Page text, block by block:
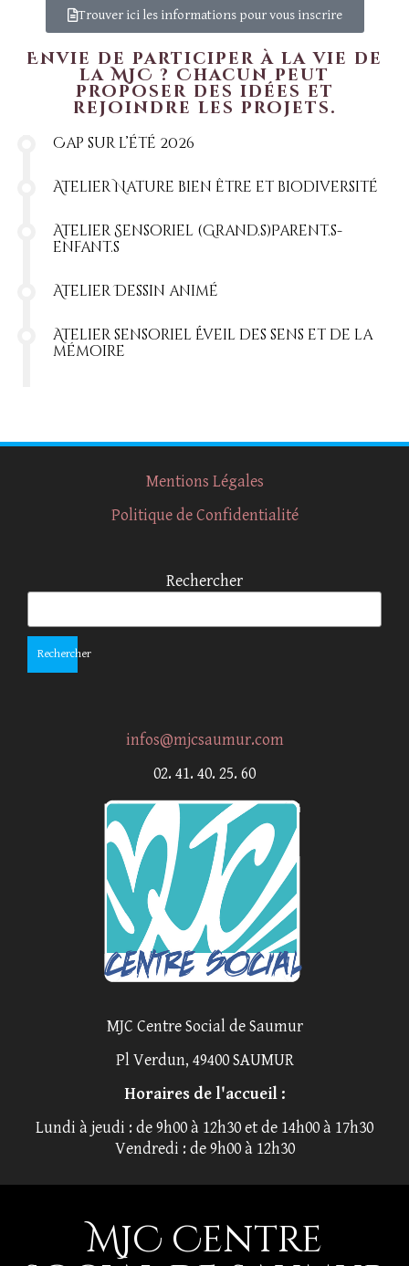
Trouver ici les informations pour vous inscrire
Envie de participer à la vie de
la MJC ? Chacun peut
proposer des idées et
rejoindre les projets.
Cap sur l’été 2026
Atelier Nature bien être et biodiversité
Atelier Sensoriel (Grand.s)Parent.s-
enfant.s
Atelier Dessin animé
Atelier sensoriel Éveil des sens et de la
mémoire
Mentions Légales
Politique de Confidentialité
Rechercher
Rechercher
infos@mjcsaumur.com
02. 41. 40. 25. 60
MJC Centre Social de Saumur
Pl Verdun, 49400 SAUMUR
Horaires de l'accueil :
Lundi à jeudi : de 9h00 à 12h30 et de 14h00 à 17h30
Vendredi : de 9h00 à 12h30
MJC Centre